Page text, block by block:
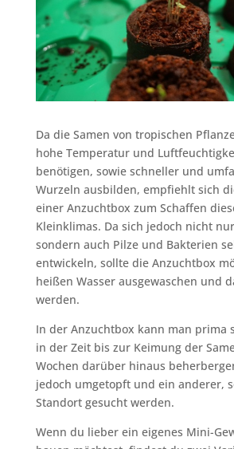
Da die Samen von tropischen
hohe Temperatur und
benötigen, sowie schneller und
Wurzeln ausbilden, empfiehlt sich
einer Anzuchtbox zum Schaffen
Kleinklimas. Da sich jedoch nicht
sondern auch Pilze und Bakterien
entwickeln, sollte die Anzuchtbox
heißen Wasser ausgewaschen und
werden.
In der Anzuchtbox kann man prima
in der Zeit bis zur Keimung der
Wochen darüber hinaus
jedoch umgetopft und ein anderer,
Standort gesucht werden.
Wenn du lieber ein eigenes Mini-